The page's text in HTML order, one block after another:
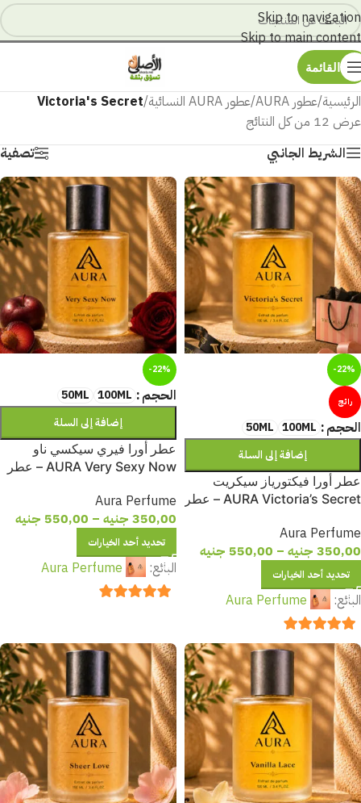
Skip to navigation
Skip to main content
القائمة
الرئيسية/عطور AURA /عطور AURA النسائية /
Victoria's Secret
عرض ⁦12⁩ من كل النتائج
الشريط الجانبي
تصفية
-22%
رائج
الحجم 100ML
50ML
إضافة إلى السلة
عطر أورا فيكتورياز سيكريت
AURA Victoria’s Secret – عطر
والزهور وثبات يدوم طويلًا
Aura Perfume
350,00 جنيه –
550,00 جنيه
تحديد أحد الخيارات
البائع: Aura Perfume
5
out of 5
-22%
الحجم 100ML
50ML
إضافة إلى السلة
عطر أورا فيري سيكسي ناو
AURA Very Sexy Now – عطر
والورد والمسك
Aura Perfume
350,00 جنيه –
550,00 جنيه
تحديد أحد الخيارات
البائع: Aura Perfume